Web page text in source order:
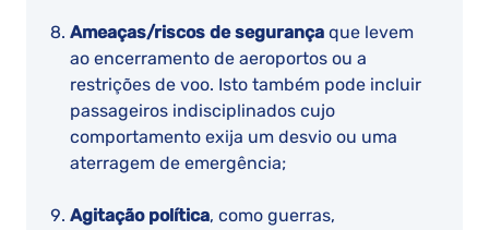
Ameaças/riscos de segurança que levem
ao encerramento de aeroportos ou a
restrições de voo. Isto também pode incluir
passageiros indisciplinados cujo
comportamento exija um desvio ou uma
aterragem de emergência;
Agitação política, como guerras,